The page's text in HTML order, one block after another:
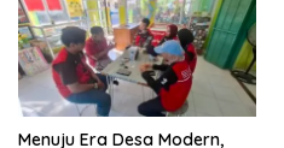
Menuju Era Desa Modern,